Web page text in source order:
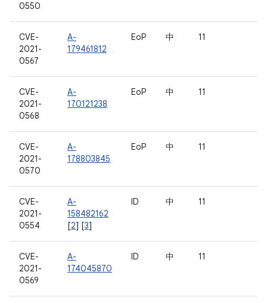
0550
CVE-
2021-
0567
A-
179461812
EoP 中 11
CVE-
2021-
0568
A-
170121238
EoP 中 11
CVE-
2021-
0570
A-
178803845
EoP 中 11
CVE-
2021-
0554
A-
158482162
[2] [3]
ID 中 11
CVE-
2021-
0569
A-
174045870
ID 中 11